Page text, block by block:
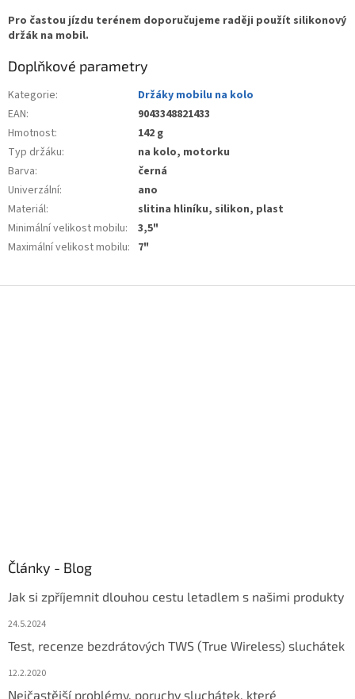
Pro častou jízdu terénem doporučujeme raději použít silikonový
držák na mobil.
Doplňkové parametry
Kategorie:
Držáky mobilu na kolo
EAN:
9043348821433
Hmotnost:
142 g
Typ držáku:
na kolo, motorku
Barva:
černá
Univerzální:
ano
Materiál:
slitina hliníku, silikon, plast
Minimální velikost mobilu:
3,5"
Maximální velikost mobilu: 7"
Články - Blog
Jak si zpříjemnit dlouhou cestu letadlem s našimi produkty
24.5.2024
Test, recenze bezdrátových TWS (True Wireless) sluchátek
12.2.2020
Nejčastější problémy, poruchy sluchátek, které